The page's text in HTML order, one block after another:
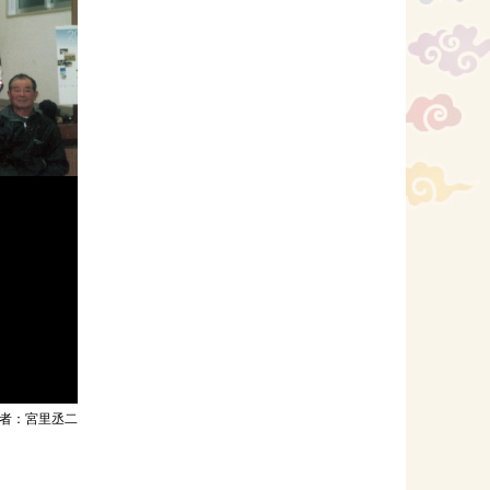
：宮里丞二